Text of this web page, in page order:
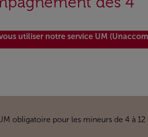
utiliser notre service UM
obligatoire pour les mineurs de 4 à